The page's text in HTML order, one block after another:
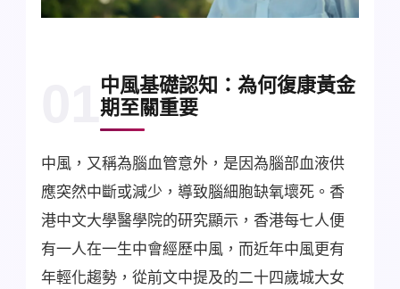
01中風基礎認知：為何復康黃金
期至關重要
中風，又稱為腦血管意外，是因為腦部血液供
應突然中斷或減少，導致腦細胞缺氧壞死。香
港中文大學醫學院的研究顯示，香港每七人便
有一人在一生中會經歷中風，而近年中風更有
年輕化趨勢，從前文中提及的二十四歲城大女